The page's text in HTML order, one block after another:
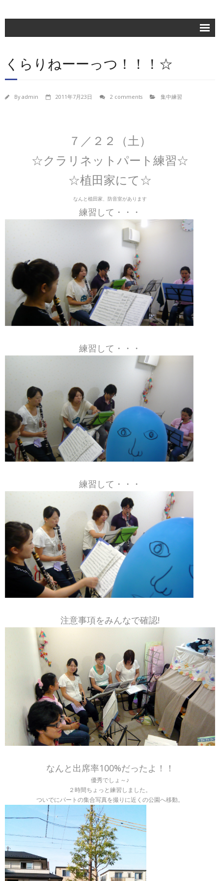
楽団紹介
団員専用
くらりねーーっつ！！！☆
Byadmin 2011年7月23日 2 comments 集中練習
７／２２（土）
☆クラリネットパート練習☆
☆植田家にて☆
なんと植田家、防音室があります
練習して・・・
練習して・・・
練習して・・・
注意事項をみんなで確認!
なんと出席率100%だったよ！！
優秀でしょ～♪
２時間ちょっと練習しました。
ついでにパートの集合写真を撮りに近くの公園へ移動。